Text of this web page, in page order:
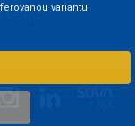
údajů
variantu.